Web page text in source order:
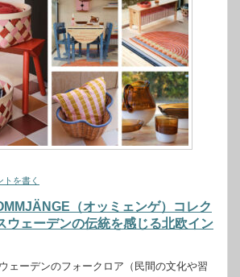
トを書く
（オッミェンゲ）コレク
ウェーデンの伝統を感じる北欧イン
ェーデンのフォークロア（民間の文化や習